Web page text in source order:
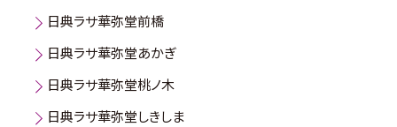
日典ラサ華弥堂前橋
日典ラサ華弥堂あかぎ
日典ラサ華弥堂桃ノ木
日典ラサ華弥堂しきしま